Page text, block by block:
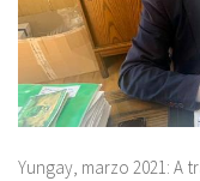
Yungay, marzo 2021: A